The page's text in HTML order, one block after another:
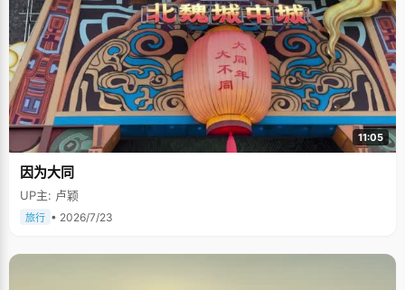
11:05
因为大同
UP主: 卢颖
旅行 • 2026/7/23